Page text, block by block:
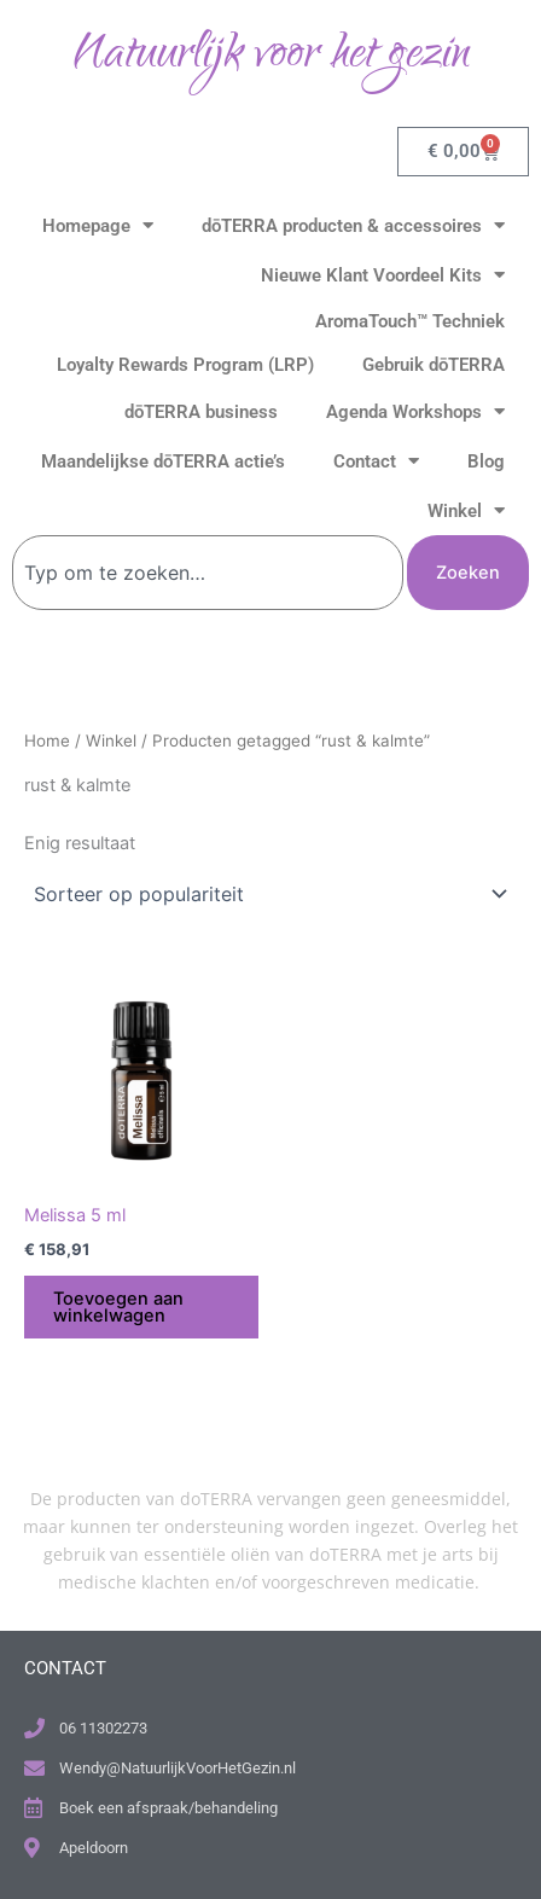
Natuurlijk voor het gezin
€ 0,00 0
Homepage dōTERRA producten & accessoires
Nieuwe Klant Voordeel Kits
AromaTouch™ Techniek
Loyalty Rewards Program (LRP)
Gebruik dōTERRA
dōTERRA business Agenda Workshops
Maandelijkse dōTERRA actie’s Contact Blog
Winkel
Zoeken
Zoeken
Home / Winkel / Producten getagged “rust & kalmte”
rust & kalmte
Enig resultaat
Melissa 5 ml
€ 158,91
Toevoegen aan
winkelwagen
De producten van doTERRA vervangen geen geneesmiddel,
maar kunnen ter ondersteuning worden ingezet. Overleg het
gebruik van essentiële oliën van doTERRA met je arts bij
medische klachten en/of voorgeschreven medicatie.
CONTACT
06 11302273
Wendy@NatuurlijkVoorHetGezin.nl
Boek een afspraak/behandeling
Apeldoorn